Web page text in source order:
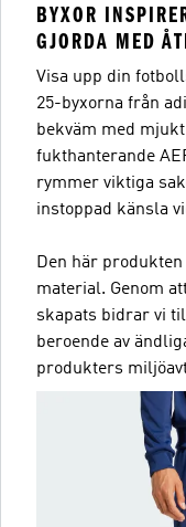
BYXOR
GJORDA MED
Visa upp din
25-byxorna från
bekväm med
fukthanterande
rymmer viktiga
instoppad känsla
Den här
material. Genom
skapats bidrar vi
beroende av
produkters